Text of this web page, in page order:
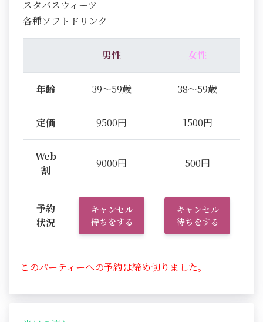
スタバスウィーツ
各種ソフトドリンク
男性 女性
年齢 39～59歳 38～59歳
定価 9500円 1500円
Web
割
9000円 500円
予約
状況
キャンセル
待ちをする
キャンセル
待ちをする
このパーティーへの予約は締め切りました。